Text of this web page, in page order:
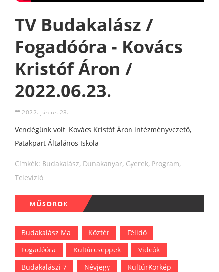
TV Budakalász /
Fogadóóra - Kovács
Kristóf Áron /
2022.06.23.
2022. június 23.
Vendégünk volt: Kovács Kristóf Áron intézményvezető,
Patakpart Általános Iskola
Címkék: Budakalász, Dunakanyar, Gyerek, Program,
Televízió
MŰSOROK
Budakalász Ma Köztér
Félidő
Fogadóóra
Kultúrcseppek
Videók
Budakalászi 7
Névjegy KultúrKörkép